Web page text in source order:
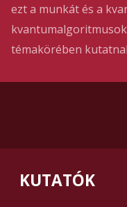
ezt a munkát és a
témakörében
KUTATÓK